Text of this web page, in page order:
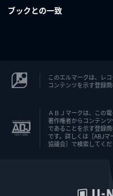
ブックとの一致
このエルマークは、レ
コンテンツを示す登録
ＡＢＪマークは、この
著作権者からコンテン
であることを示す登録
です。詳しくは［ABJ
協議会］で検索してくだ